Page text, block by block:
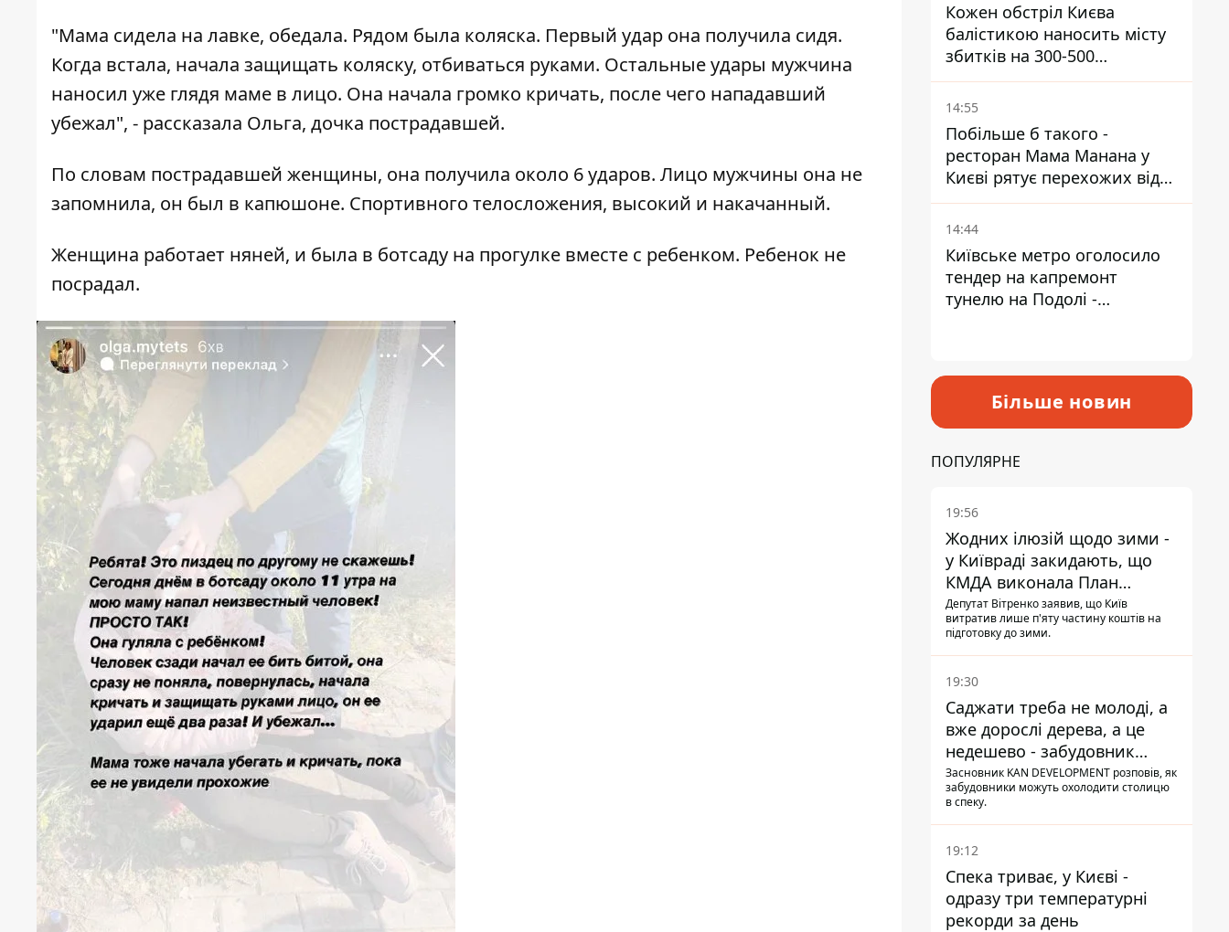
"Мама сидела на лавке, обедала. Рядом была коляска. Первый удар она получила сидя.
Когда встала, начала защищать коляску, отбиваться руками. Остальные удары мужчина
наносил уже глядя маме в лицо. Она начала громко кричать, после чего нападавший
убежал", - рассказала Ольга, дочка пострадавшей.
По словам пострадавшей женщины, она получила около 6 ударов. Лицо мужчины она не
запомнила, он был в капюшоне. Спортивного телосложения, высокий и накачанный.
Женщина работает няней, и была в ботсаду на прогулке вместе с ребенком. Ребенок не
посрадал.
Кожен обстріл Києва
балістикою наносить місту
збитків на 300-500
мільйонів - Петро
Пантелеєв
14:55
Побільше б такого -
ресторан Мама Манана у
Києві рятує перехожих від
спеки
14:44
Київське метро оголосило
тендер на капремонт
тунелю на Подолі -
Більше новин
ПОПУЛЯРНЕ
19:56
Жодних ілюзій щодо зими -
у Київраді закидають, що
КМДА виконала План
стійкості на 20%
Депутат Вітренко заявив, що Київ
витратив лише п'яту частину коштів на
підготовку до зими.
19:30
Саджати треба не молоді, а
вже дорослі дерева, а це
недешево - забудовник
Ніконов
Засновник KAN DEVELOPMENT розповів, як
забудовники можуть охолодити столицю
в спеку.
19:12
Спека триває, у Києві -
одразу три температурні
рекорди за день